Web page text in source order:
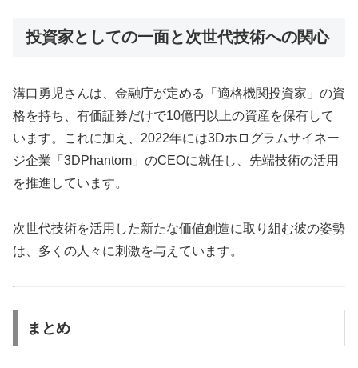
投資家としての一面と次世代技術への関心
溝口勇児さんは、金融庁が定める「適格機関投資家」の資
格を持ち、有価証券だけで10億円以上の資産を保有して
います。これに加え、2022年には3Dホログラムサイネー
ジ企業「3DPhantom」のCEOに就任し、先端技術の活用
を推進しています。
次世代技術を活用した新たな価値創造に取り組む彼の姿勢
は、多くの人々に刺激を与えています。
まとめ